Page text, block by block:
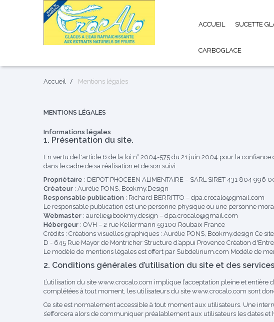
ACCUEIL SUCETTE
CARBOGLACE
Accueil Mentions légales
MENTIONS LÉGALES
Informations légales
1. Présentation du site.
En vertu de l'article 6 de la loi n° 2004-575 du 21 juin 2004 pour la
dans le cadre de sa réalisation et de son suivi :
Propriétaire : DEPOT PHOCEEN ALIMENTAIRE – SARL SIRET 431 804
Créateur : Aurélie PONS, Bookmy.Design
Responsable publication : Richard BERRITTO – dpa.crocalo@gmail.com
Le responsable publication est une personne physique ou une personne
Webmaster : aurelie@bookmy.design – dpa.crocalo@gmail.com
Hébergeur : OVH – 2 rue Kellermann 59100 Roubaix France
Crédits : Créations visuelles graphiques : Aurélie PONS, Bookmy.design Ce
D - 645 Rue Mayor de Montricher Structure d’appui Provence Création
Le modèle de mentions légales est offert par Subdelirium.com Modèle de
2. Conditions générales d’utilisation du site et des
L’utilisation du site www.crocalo.com implique l’acceptation pleine et entière
complétées à tout moment, les utilisateurs du site www.crocalo.com sont
Ce site est normalement accessible à tout moment aux utilisateurs. Une
s’efforcera alors de communiquer préalablement aux utilisateurs les dates et